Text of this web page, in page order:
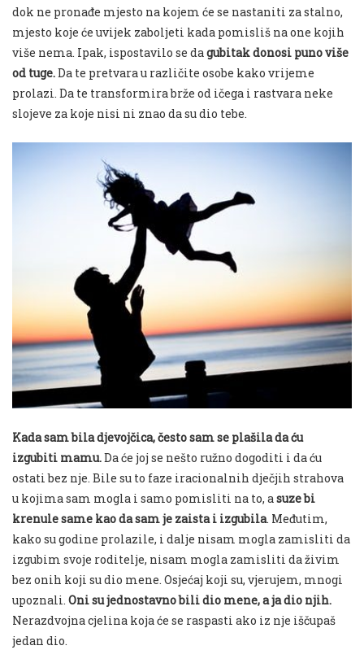
dok ne pronađe mjesto na kojem će se nastaniti za stalno,
mjesto koje će uvijek zaboljeti kada pomisliš na one kojih
više nema. Ipak, ispostavilo se dagubitak donosi puno više
od tuge.Da te pretvara u različite osobe kako vrijeme
prolazi. Da te transformira brže od ičega i rastvara neke
slojeve za koje nisi ni znao da su dio tebe.
Kada sam bila djevojčica, često sam se plašila da ću
izgubiti mamu.Da će joj se nešto ružno dogoditi i da ću
ostati bez nje. Bile su to faze iracionalnih dječjih strahova
u kojima sam mogla i samo pomisliti na to, asuze bi
krenule same kao da sam je zaista i izgubila. Međutim,
kako su godine prolazile, i dalje nisam mogla zamisliti da
izgubim svoje roditelje, nisam mogla zamisliti da živim
bez onih koji su dio mene. Osjećaj koji su, vjerujem, mnogi
upoznali. Oni su jednostavno bili dio mene, a ja dio njih.
Nerazdvojna cjelina koja će se raspasti ako iz nje iščupaš
jedan dio.